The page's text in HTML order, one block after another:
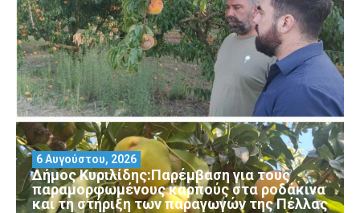
Δήμος Κυριλίδης:Παρέμβαση για τους
παραμορφωμένους καρπούς στα ροδάκινα
και τη στήριξη των παραγωγών της Πέλλας
6 Αυγούστου, 2026